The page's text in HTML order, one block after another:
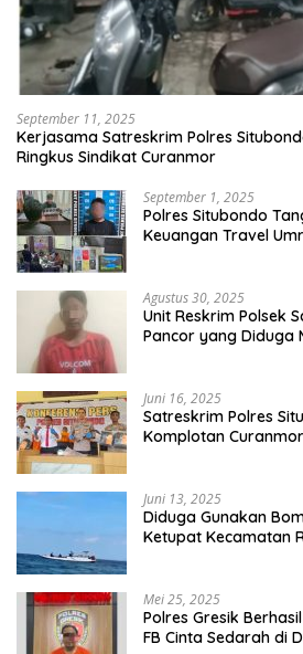
September 11, 2025
Kerjasama Satreskrim Polres
Ringkus Sindikat Curanmor
September 1, 2025
Polres Situbondo
Keuangan Travel
Agustus 30, 2025
Unit Reskrim Polsek
Pancor yang Diduga
Juni 16, 2025
Satreskrim Polres
Komplotan
Juni 13, 2025
Diduga Gunakan
Ketupat Kecamatan
Mei 25, 2025
Polres Gresik
FB Cinta Sedarah di